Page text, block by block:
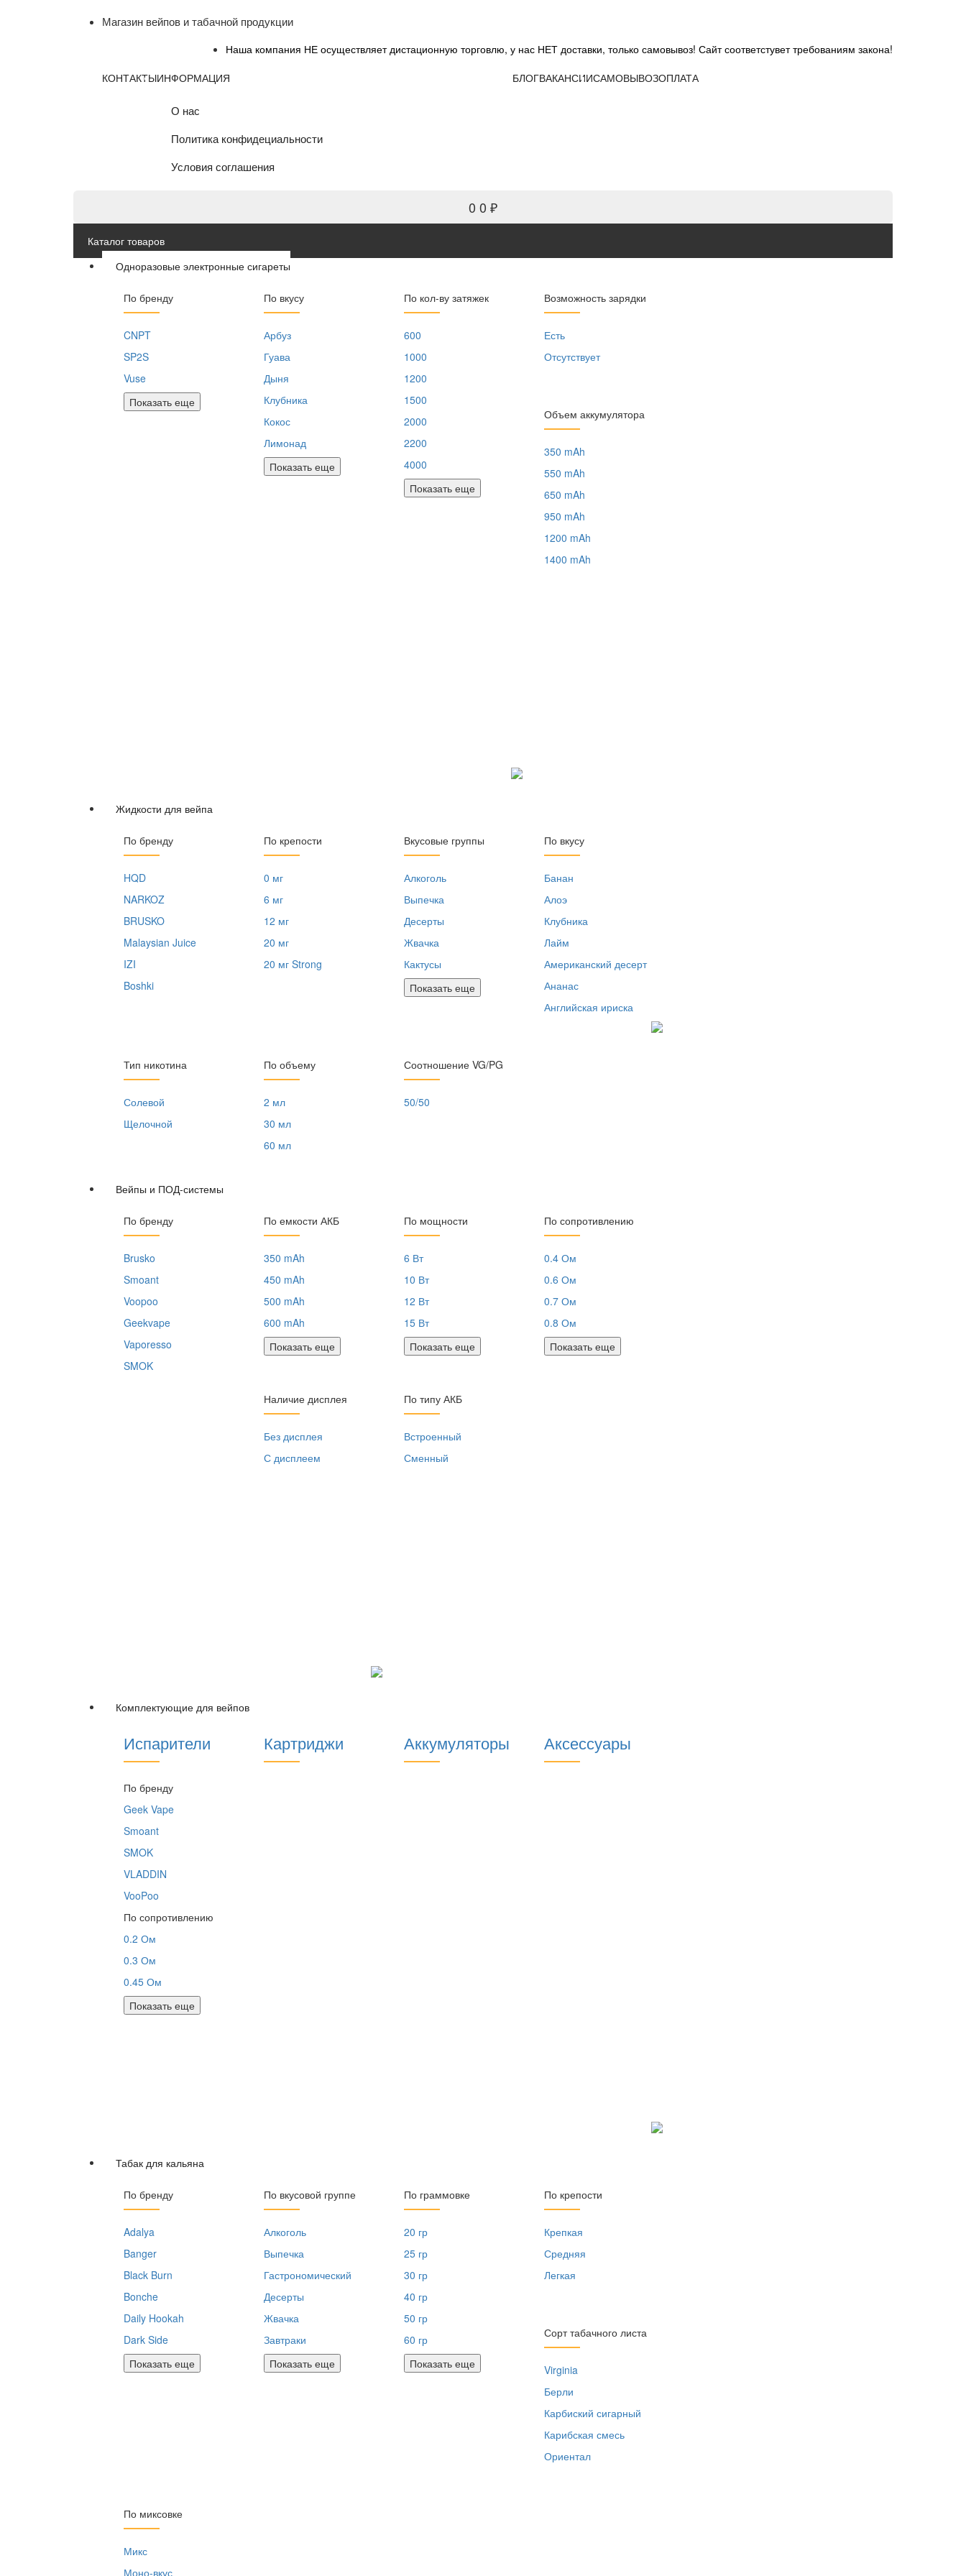
Магазин вейпов и табачной продукции
Наша компания НЕ осуществляет дистационную торговлю, у нас НЕТ доставки, только самовывоз! Сайт соответстувет требованиям закона!
КОНТАКТЫИНФОРМАЦИЯ
О нас
Политика конфидециальности
Условия соглашения
БЛОГВАКАНСИИСАМОВЫВОЗОПЛАТА
0 0 ₽
Каталог товаров
Одноразовые электронные сигареты
По бренду
CNPT
SP2S
Vuse
Показать еще
По вкусу
Арбуз
Гуава
Дыня
Клубника
Кокос
Лимонад
Показать еще
По кол-ву затяжек
600
1000
1200
1500
2000
2200
4000
Показать еще
Возможность зарядки
Есть
Отсутствует
Объем аккумулятора
350 mAh
550 mAh
650 mAh
950 mAh
1200 mAh
1400 mAh
Жидкости для вейпа
По бренду
HQD
NARKOZ
BRUSKO
Malaysian Juice
IZI
Boshki
По крепости
0 мг
6 мг
12 мг
20 мг
20 мг Strong
Вкусовые группы
Алкоголь
Выпечка
Десерты
Жвачка
Кактусы
Показать еще
По вкусу
Банан
Алоэ
Клубника
Лайм
Американский десерт
Ананас
Английская ириска
Тип никотина
Солевой
Щелочной
По объему
2 мл
30 мл
60 мл
Соотношение VG/PG
50/50
Вейпы и ПОД-системы
По бренду
Brusko
Smoant
Voopoo
Geekvape
Vaporesso
SMOK
По емкости АКБ
350 mAh
450 mAh
500 mAh
600 mAh
Показать еще
По мощности
6 Вт
10 Вт
12 Вт
15 Вт
Показать еще
По сопротивлению
0.4 Ом
0.6 Ом
0.7 Ом
0.8 Ом
Показать еще
Наличие дисплея
Без дисплея
С дисплеем
По типу АКБ
Встроенный
Сменный
Комплектующие для вейпов
Испарители Картриджи Аккумуляторы Аксессуары
По бренду
Geek Vape
Smoant
SMOK
VLADDIN
VooPoo
По сопротивлению
0.2 Ом
0.3 Ом
0.45 Ом
Показать еще
Табак для кальяна
По бренду
Adalya
Banger
Black Burn
Bonche
Daily Hookah
Dark Side
Показать еще
По вкусовой группе
Алкоголь
Выпечка
Гастрономический
Десерты
Жвачка
Завтраки
Показать еще
По граммовке
20 гр
25 гр
30 гр
40 гр
50 гр
60 гр
Показать еще
По крепости
Крепкая
Средняя
Легкая
Сорт табачного листа
Virginia
Берли
Карбиский сигарный
Карибская смесь
Ориентал
По миксовке
Микс
Моно-вкус